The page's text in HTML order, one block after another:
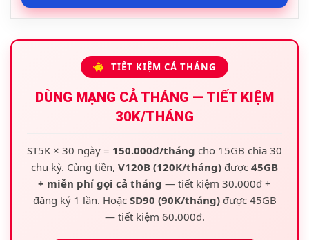
TIẾT KIỆM CẢ THÁNG
DÙNG MẠNG CẢ THÁNG — TIẾT KIỆM
30K/THÁNG
ST5K × 30 ngày = 150.000đ/tháng cho 15GB chia 30
chu kỳ. Cùng tiền, V120B (120K/tháng) được 45GB
+ miễn phí gọi cả tháng — tiết kiệm 30.000đ +
đăng ký 1 lần. Hoặc SD90 (90K/tháng)được 45GB
— tiết kiệm 60.000đ.